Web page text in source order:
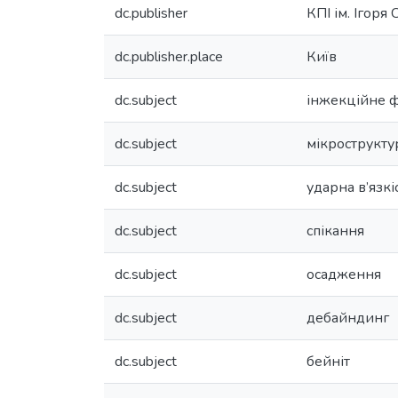
dc.publisher КПІ ім. Ігоря
dc.publisher.place Київ
dc.subject інжекційне
dc.subject
dc.subject ударна
dc.subject спікання
dc.subject осадження
dc.subject дебайндинг
dc.subject бейніт